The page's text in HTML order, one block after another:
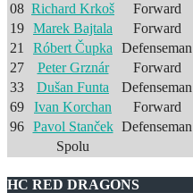
08 Richard Krkoš Forward
19 Marek Bajtala Forward
21
Róbert Čupka Defenseman
27
Peter Grznár Forward
33
Dušan Funta Defenseman
69
Ivan Korchan Forward
96 Pavol Stanček Defenseman
Spolu
HC RED DRAGONS